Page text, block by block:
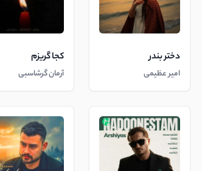
دختر بندر
امیر عظیمی
کجا گریزم
آرمان گرشاسبی